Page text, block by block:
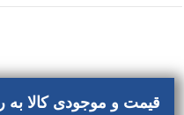
قیمت و موجودی کالا به